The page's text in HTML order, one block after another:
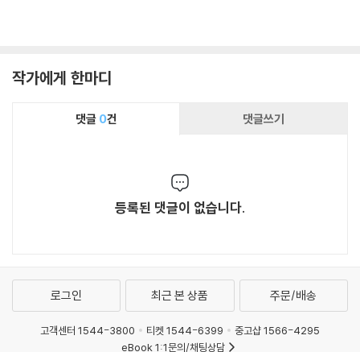
작가에게 한마디
댓글 0건 댓글쓰기
등록된 댓글이 없습니다.
로그인 최근 본 상품 주문/배송
고객센터 1544-3800 티켓 1544-6399
중고샵 1566-4295
eBook 1:1문의/채팅상담